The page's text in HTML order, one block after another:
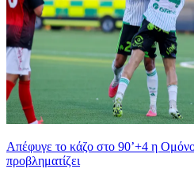
Απέφυγε το κάζο στο 90’+4 η
προβληματίζει